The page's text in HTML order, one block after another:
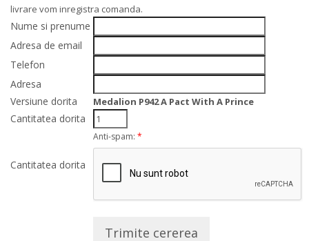
livrare vom inregistra comanda.
Nume si prenume
Adresa de email
Telefon
Adresa
Versiune dorita
Medalion P942 A Pact With A Prince
Cantitatea dorita
Cantitatea dorita
Anti-spam: *
Trimite cererea